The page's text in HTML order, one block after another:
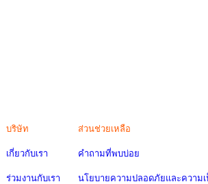
บริษัท
เกี่ยวกับเรา
ร่วมงานกับเรา
ส่วนช่วยเหลือ
คำถามที่พบบ่อย
นโยบายความปลอดภัยและความ